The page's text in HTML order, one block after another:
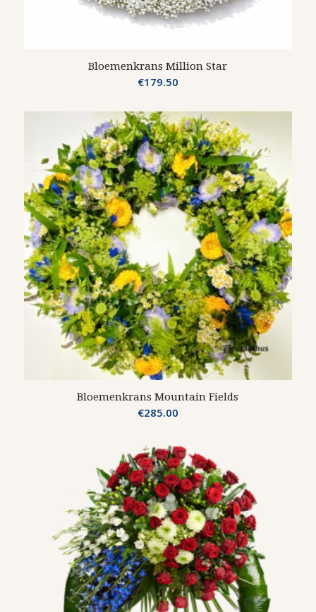
Bloemenkrans Million Star
€179.50
Bloemenkrans Mountain Fields
€285.00